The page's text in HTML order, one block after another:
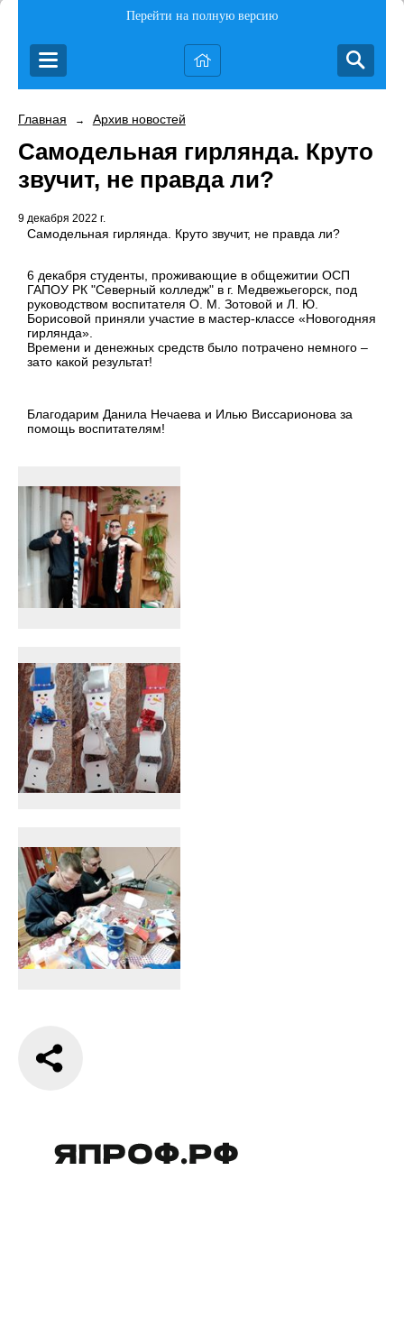
Перейти на полную версию
Главная → Архив новостей
Самодельная гирлянда. Круто
звучит, не правда ли?
9 декабря 2022 г.
Самодельная гирлянда. Круто звучит, не правда ли?
6 декабря студенты, проживающие в общежитии ОСП
ГАПОУ РК "Северный колледж" в г. Медвежьегорск, под
руководством воспитателя О. М. Зотовой и Л. Ю.
Борисовой приняли участие в мастер-классе «Новогодняя
гирлянда».
Времени и денежных средств было потрачено немного –
зато какой результат!
Благодарим Данила Нечаева и Илью Виссарионова за
помощь воспитателям!